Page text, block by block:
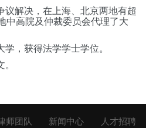
议解决，在上海、北京两地有超
中高院及仲裁委员会代理了大
，获得法学学士学位。
师团队 新闻中心 人才招聘